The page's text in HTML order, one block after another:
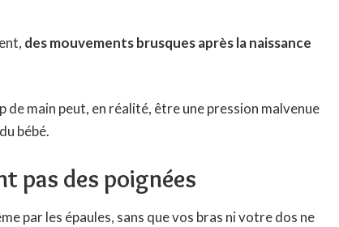
des mouvements brusques après la naissance
main peut, en réalité, être une pression malvenue
bébé.
pas des poignées
par les épaules, sans que vos bras ni votre dos ne